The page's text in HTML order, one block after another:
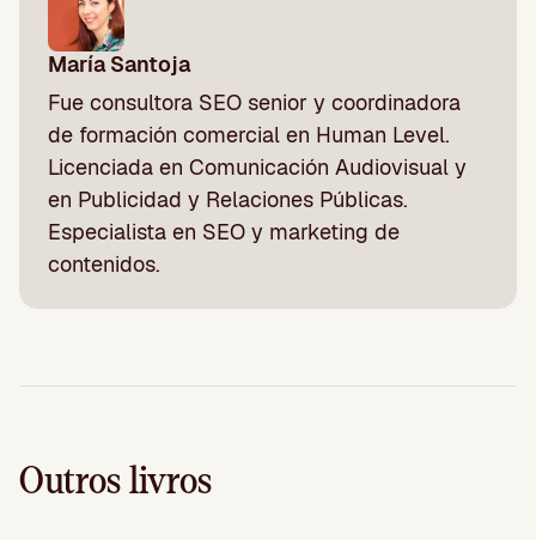
María Santoja
Fue consultora SEO senior y coordinadora
de formación comercial en Human Level.
Licenciada en Comunicación Audiovisual y
en Publicidad y Relaciones Públicas.
Especialista en SEO y marketing de
contenidos.
Outros livros